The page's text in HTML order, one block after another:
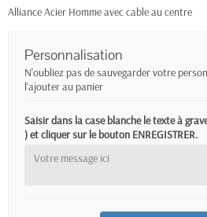
Alliance Acier Homme avec cable au centre
Personnalisation
N'oubliez pas de sauvegarder votre
l'ajouter au panier
Saisir dans la case blanche le texte à
) et cliquer sur le bouton ENREGISTRER.